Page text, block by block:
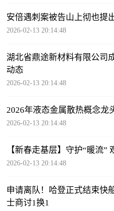
安倍遇刺案被告山上彻也提
2026-02-13 20:14:48
湖北省鼎途新材料有限公司
动态
2026-02-13 20:14:48
2026年液态金属散热概念龙
2026-02-13 20:14:48
【新春走基层】守护“暖流”
2026-02-13 20:14:48
申请离队！哈登正式结束快
士商讨1换1